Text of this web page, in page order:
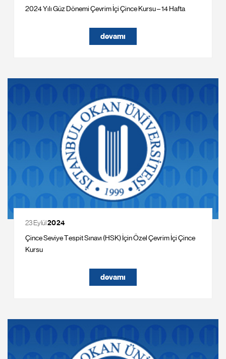
2024 Yılı Güz Dönemi Çevrim İçi Çince Kursu – 14 Hafta
devamı
23 Eylül2024
Çince Seviye Tespit Sınavı (HSK) İçin Özel Çevrim İçi Çince
Kursu
devamı